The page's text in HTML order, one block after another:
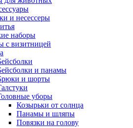
и несессеры
наборы
с визитницей
и панамы
и шорты
уборы
Козырьки от солнца
Панамы и шляпы
Повязки на голову